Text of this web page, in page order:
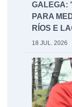
GALEGA:
PARA
RÍOS E
18 JUL. 2026